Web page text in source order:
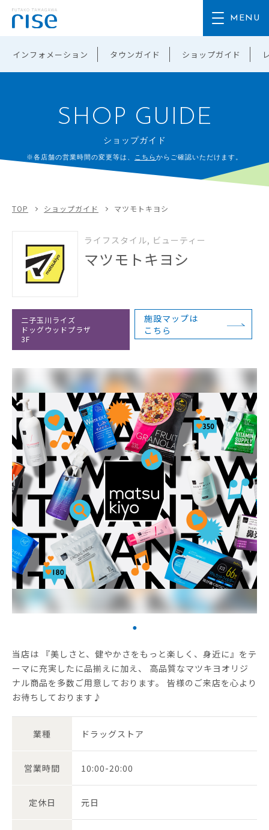
インフォメーション タウンガイド ショップガイド
SHOP GUIDE
ショップガイド
※各店舗の営業時間の変更等は、 こちらからご確認いただけます。
TOP ショップガイド マツモトキヨシ
ライフスタイル, ビューティー
マツモトキヨシ
二子玉川ライズ
ドッグウッドプラザ
3F
施設マップは
こちら
当店は 『美しさと、健やかさをもっと楽しく、身近に』をテ
ーマに充実したに品揃えに加え、 高品質なマツキヨオリジ
ナル商品を多数ご用意しております。 皆様のご来店を心より
お待ちしております♪
業種 ドラッグストア
営業時間 10:00-20:00
定休日 元日